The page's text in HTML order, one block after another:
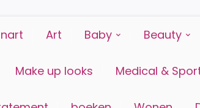
Art Baby Beauty
Make up looks Medical &